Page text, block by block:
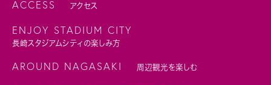
ACCESS アクセス
ENJOY STADIUM CITY
長崎スタジアムシティの楽しみ方
AROUND NAGASAKI 周辺観光を楽しむ